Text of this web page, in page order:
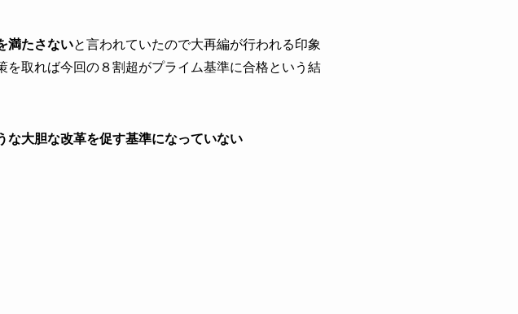
満たさないと言われていたので大再編が行われる印象
取れば今回の８割超がプライム基準に合格という結
な大胆な改革を促す基準になっていない